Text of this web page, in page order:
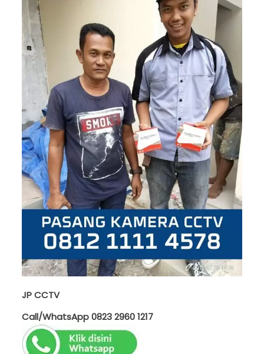
JP CCTV
Call/WhatsApp0823 2960 1217